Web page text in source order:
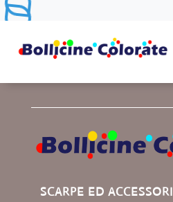
SCARPE ED ACCESSORI